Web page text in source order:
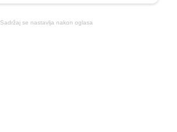
Sadržaj se nastavlja nakon oglasa